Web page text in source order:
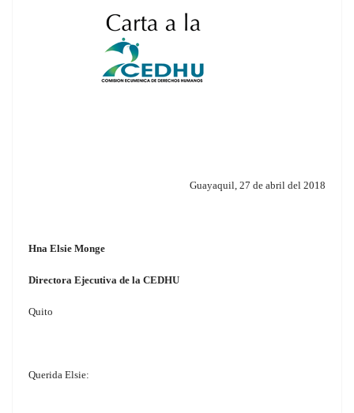
Guayaquil, 27 de abril del 2018
Hna Elsie Monge
Directora Ejecutiva de la CEDHU
Quito
Querida Elsie: